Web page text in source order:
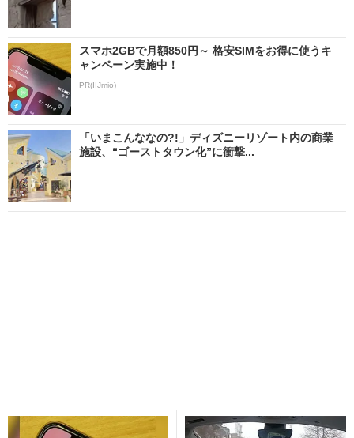
スマホ2GBで月額850円～ 格安SIMをお得に使うキ
ャンペーン実施中！
PR(IIJmio)
「いまこんななの?!」ディズニーリゾート内の商業
施設、“ゴーストタウン化”に衝撃...